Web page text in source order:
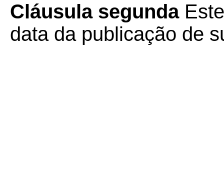
Cláusula segunda
data da publicação de